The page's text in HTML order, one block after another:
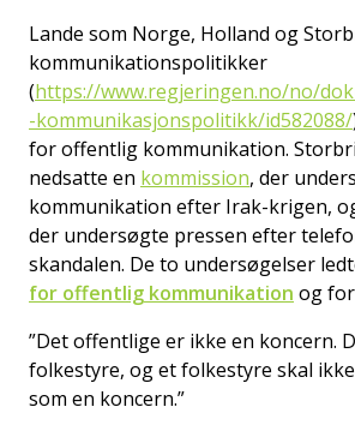
Lande som Norge, Holland og
kommunikationspolitikker
(https://www.regjeringen.no/no/
-kommunikasjonspolitikk/id582088/
for offentlig kommunikation.
nedsatte en kommission, der
kommunikation efter Irak-krigen,
der undersøgte pressen efter
skandalen. De to undersøgelser
for offentlig kommunikation og for
”Det offentlige er ikke en koncern.
folkestyre, og et folkestyre skal
som en koncern.”